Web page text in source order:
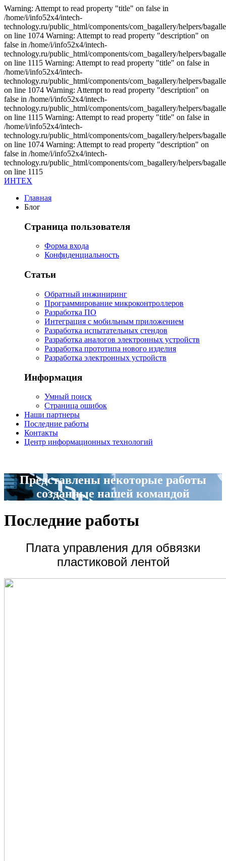
Warning: Attempt to read property "title" on false in
/home/i/info52x4/intech-
technology.ru/public_html/components/com_bagallery/helpers/
on line 1074 Warning: Attempt to read property "description" on
false in /home/i/info52x4/intech-
technology.ru/public_html/components/com_bagallery/helpers/
on line 1115 Warning: Attempt to read property "title" on false in
/home/i/info52x4/intech-
technology.ru/public_html/components/com_bagallery/helpers/
on line 1074 Warning: Attempt to read property "description" on
false in /home/i/info52x4/intech-
technology.ru/public_html/components/com_bagallery/helpers/
on line 1115 Warning: Attempt to read property "title" on false in
/home/i/info52x4/intech-
technology.ru/public_html/components/com_bagallery/helpers/
on line 1074 Warning: Attempt to read property "description" on
false in /home/i/info52x4/intech-
technology.ru/public_html/components/com_bagallery/helpers/
on line 1115
ИНТЕХ
Главная
Блог
Страница пользователя
Форма входа
Конфиденциальность
Статьи
Обратный инжиниринг
Программирование микроконтроллеров
Разработка ПО
Интеграция с мобильным приложением
Разработка испытательных стендов
Разработка аналогов электронных устройств
Разработка прототипа нового изделия
Разработка электронных устройств
Информация
Умный поиск
Страница ошибок
Наши партнеры
Последние работы
Контакты
Центр информационных технологий
Представлены некоторые работы
созданные нашей командой
Последние работы
Плата управления для обвязки
пластиковой лентой